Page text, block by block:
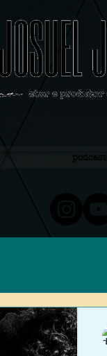
podcast